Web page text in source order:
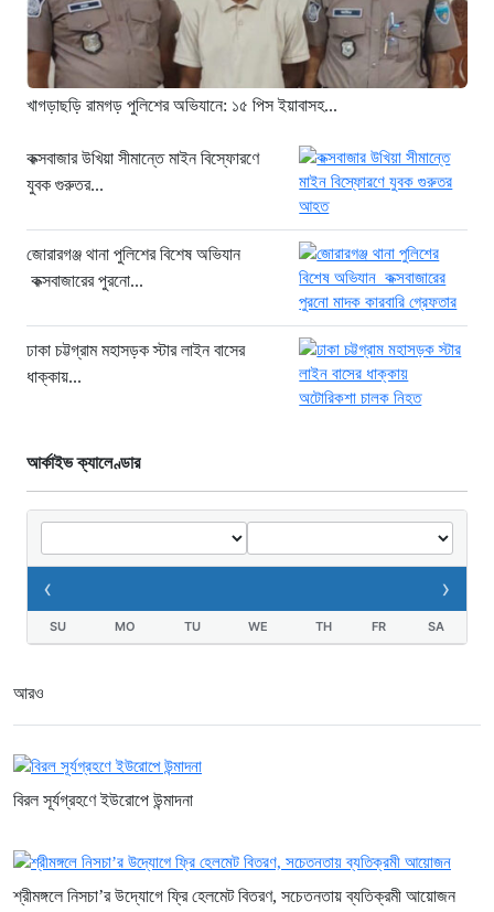
সিলিন্ডার লিকেজে ভয়াবহ অগ্নিকাণ্ড: দগ্ধ ৩
জনের অবস্থা আশঙ্কাজনক
২ ঘণ্টা আগে
সাকিবকে নিয়ে বিস্ফোরক আসিফ আকবর
“ইলিয়াস আলীকে অপহরণ-হত্যা মামলা:
সাইফুর রহমান গ্রেপ্তার হচ্ছেন”
খাগড়াছড়ি রামগড় পুলিশের অভিযানে: ১৫
পিস ইয়াবাসহ যুবক গ্রেপ্তার
খাগড়াছড়ি রামগড় পুলিশের অভিযানে: ১৫ পিস ইয়াবাসহ...
কক্সবাজার উখিয়া সীমান্তে মাইন বিস্ফোরণে
যুবক গুরুতর...
জোরারগঞ্জ থানা পুলিশের বিশেষ অভিযান
কক্সবাজারের পুরনো...
ঢাকা চট্টগ্রাম মহাসড়ক স্টার লাইন বাসের
ধাক্কায়...
আর্কাইভ ক্যালেণ্ডার
‹ ›
SU MO TU WE TH FR SA
আরও
বিরল সূর্যগ্রহণে ইউরোপে উন্মাদনা
শ্রীমঙ্গলে নিসচা’র উদ্যোগে ফ্রি হেলমেট বিতরণ, সচেতনতায় ব্যতিক্রমী আয়োজন